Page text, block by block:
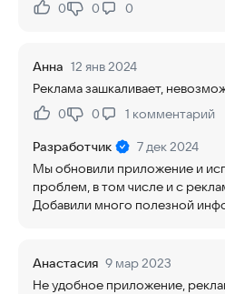
Нравится:
0Не нравится:
0 0
Анна 12 янв 2024
Реклама зашкаливает,
Нравится:
0Не нравится:
0 1 комментарий
Разработчик
7 дек 2024
Мы обновили приложение и
проблем, в том числе и с
Добавили много полезной
Анастасия 9 мар 2023
Не удобное приложение,